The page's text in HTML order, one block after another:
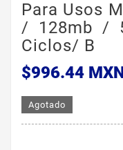
Para Usos
/ 128mb /
Ciclos/ B
$996.44
Agotado